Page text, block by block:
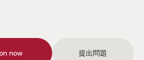
now 提出問題